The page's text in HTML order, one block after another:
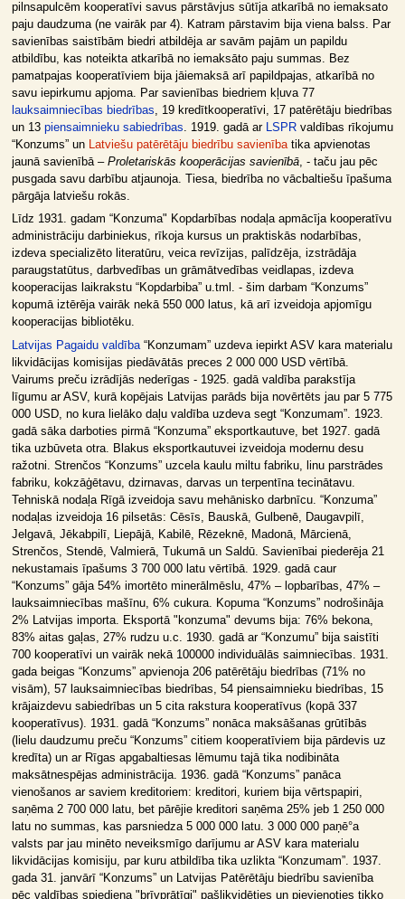
pilnsapulcēm kooperatīvi savus pārstāvjus sūtīja atkarībā no iemaksato
paju daudzuma (ne vairāk par 4). Katram pārstavim bija viena balss. Par
savienības saistībām biedri atbildēja ar savām pajām un papildu
atbildību, kas noteikta atkarībā no iemaksāto paju summas. Bez
pamatpajas kooperatīviem bija jāiemaksā arī papildpajas, atkarībā no
savu iepirkumu apjoma. Par savienības biedriem kļuva 77
lauksaimniecības biedrības, 19 kredītkooperatīvi, 17 patērētāju biedrības
un 13 piensaimnieku sabiedrības. 1919. gadā ar LSPRvaldības rīkojumu
“Konzums” un Latviešu patērētāju biedrību savienībatika apvienotas
jaunā savienībā – Proletariskās kooperācijas savienībā, - taču jau pēc
pusgada savu darbību atjaunoja. Tiesa, biedrība no vācbaltiešu īpašuma
pārgāja latviešu rokās.
Līdz 1931. gadam “Konzuma" Kopdarbības nodaļa apmācīja kooperatīvu
administrāciju darbiniekus, rīkoja kursus un praktiskās nodarbības,
izdeva specializēto literatūru, veica revīzijas, palīdzēja, izstrādāja
paraugstatūtus, darbvedības un grāmātvedības veidlapas, izdeva
kooperacijas laikrakstu “Kopdarbiba” u.tml. - šim darbam “Konzums”
kopumā iztērēja vairāk nekā 550 000 latus, kā arī izveidoja apjomīgu
kooperacijas bibliotēku.
Latvijas Pagaidu valdība“Konzumam” uzdeva iepirkt ASV kara materialu
likvidācijas komisijas piedāvātās preces 2 000 000 USD vērtībā.
Vairums preču izrādījās nederīgas - 1925. gadā valdība parakstīja
līgumu ar ASV, kurā kopējais Latvijas parāds bija novērtēts jau par 5 775
000 USD, no kura lielāko daļu valdība uzdeva segt “Konzumam”. 1923.
gadā sāka darboties pirmā “Konzuma” eksportkautuve, bet 1927. gadā
tika uzbūveta otra. Blakus eksportkautuvei izveidoja modernu desu
ražotni. Strenčos “Konzums” uzcela kaulu miltu fabriku, linu parstrādes
fabriku, kokzāģētavu, dzirnavas, darvas un terpentīna tecinātavu.
Tehniskā nodaļa Rīgā izveidoja savu mehānisko darbnīcu. “Konzuma”
nodaļas izveidoja 16 pilsetās: Cēsīs, Bauskā, Gulbenē, Daugavpilī,
Jelgavā, Jēkabpilī, Liepājā, Kabilē, Rēzeknē, Madonā, Mārcienā,
Strenčos, Stendē, Valmierā, Tukumā un Saldū. Savienībai piederēja 21
nekustamais īpašums 3 700 000 latu vērtībā. 1929. gadā caur
“Konzums” gāja 54% imortēto minerālmēslu, 47% – lopbarības, 47% –
lauksaimniecības mašīnu, 6% cukura. Kopuma “Konzums” nodrošināja
2% Latvijas importa. Eksportā "konzuma" devums bija: 76% bekona,
83% aitas gaļas, 27% rudzu u.c. 1930. gadā ar “Konzumu” bija saistīti
700 kooperatīvi un vairāk nekā 100000 individuālās saimniecības. 1931.
gada beigas “Konzums” apvienoja 206 patērētāju biedrības (71% no
visām), 57 lauksaimniecības biedrības, 54 piensaimnieku biedrības, 15
krājaizdevu sabiedrības un 5 cita rakstura kooperatīvus (kopā 337
kooperatīvus). 1931. gadā “Konzums” nonāca maksāšanas grūtībās
(lielu daudzumu preču “Konzums” citiem kooperatīviem bija pārdevis uz
kredīta) un ar Rīgas apgabaltiesas lēmumu tajā tika nodibināta
maksātnespējas administrācija. 1936. gadā “Konzums” panāca
vienošanos ar saviem kreditoriem: kreditori, kuriem bija vērtspapiri,
saņēma 2 700 000 latu, bet pārējie kreditori saņēma 25% jeb 1 250 000
latu no summas, kas parsniedza 5 000 000 latu. 3 000 000 paņē°a
valsts par jau minēto neveiksmīgo darījumu ar ASV kara materialu
likvidācijas komisiju, par kuru atbildība tika uzlikta “Konzumam”. 1937.
gada 31. janvārī “Konzums” un Latvijas Patērētāju biedrību savienība
pēc valdības spiediena "brīvprātīgi" pašlikvidēties un pievienoties tikko